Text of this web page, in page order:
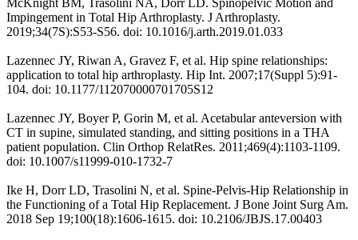
McKnight BM, Trasolini NA, Dorr LD. Spinopelvic Motion and
Impingement in Total Hip Arthroplasty. J Arthroplasty.
2019;34(7S):S53-S56. doi: 10.1016/j.arth.2019.01.033
Lazennec JY, Riwan A, Gravez F, et al. Hip spine relationships:
application to total hip arthroplasty. Hip Int. 2007;17(Suppl 5):91-
104. doi: 10.1177/112070000701705S12
Lazennec JY, Boyer P, Gorin M, et al. Acetabular anteversion with
CT in supine, simulated standing, and sitting positions in a THA
patient population. Clin Orthop RelatRes. 2011;469(4):1103-1109.
doi: 10.1007/s11999-010-1732-7
Ike H, Dorr LD, Trasolini N, et al. Spine-Pelvis-Hip Relationship in
the Functioning of a Total Hip Replacement. J Bone Joint Surg Am.
2018 Sep 19;100(18):1606-1615. doi: 10.2106/JBJS.17.00403